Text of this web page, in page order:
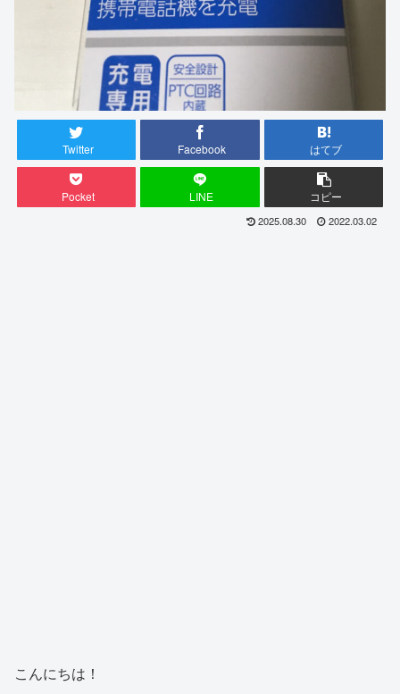
Twitter Facebook はてブ
Pocket LINE コピー
2025.08.30 2022.03.02
こんにちは！